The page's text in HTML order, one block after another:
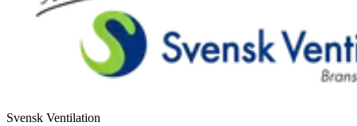
Svensk Ventilation